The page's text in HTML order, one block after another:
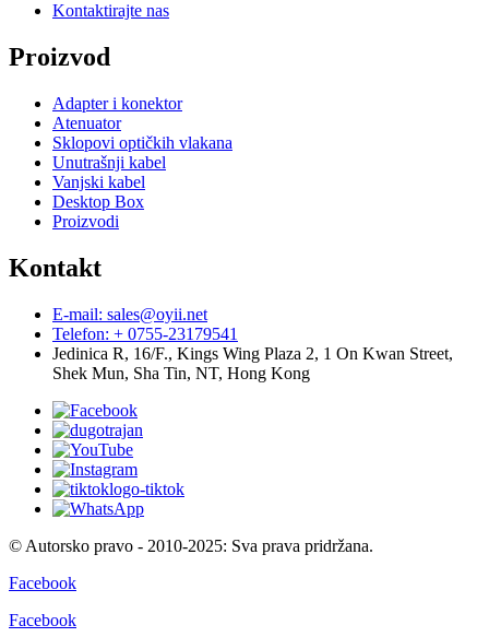
Kontaktirajte nas
Proizvod
Adapter i konektor
Atenuator
Sklopovi optičkih vlakana
Unutrašnji kabel
Vanjski kabel
Desktop Box
Proizvodi
Kontakt
E-mail: sales@oyii.net
Telefon: + 0755-23179541
Jedinica R, 16/F., Kings Wing Plaza 2, 1 On Kwan Street,
Shek Mun, Sha Tin, NT, Hong Kong
© Autorsko pravo - 2010-2025: Sva prava pridržana.
Facebook
Facebook